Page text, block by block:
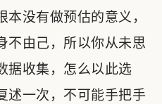
没有做预估的意义，
不由己，所以你从未思
据收集，怎么以此选
述一次，不可能手把手